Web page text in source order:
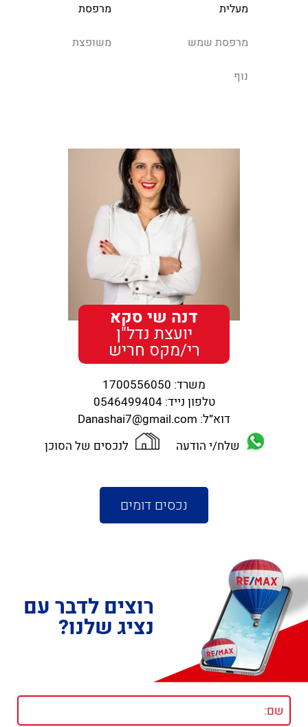
מעלית מרפסת
מרפסת שמש משופצת
נוף
דנה שי סקא
יועצת נדל"ן
רי/מקס חריש
משרד: 1700556050
טלפון נייד:0546499404
דוא”ל: Danashai7@gmail.com
שלח/י הודעה
לנכסים של הסוכן
נכסים דומים
רוצים לדבר עם
נציג שלנו?